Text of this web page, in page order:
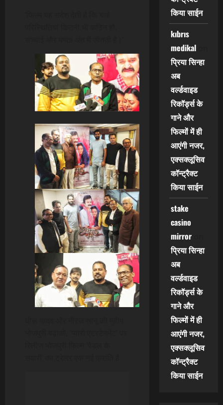
किया साईन
kıbrıs
medikalon
प्रिया सिन्हा
अब
वर्ल्डवाइड
रिकॉर्ड्स के
गाने और
फिल्मों में ही
आएंगी नजर,
एक्सक्लूसिव
कॉन्ट्रैक्ट
किया साईन
stake
casino
mirroron
प्रिया सिन्हा
अब
वर्ल्डवाइड
रिकॉर्ड्स के
गाने और
फिल्मों में ही
आएंगी नजर,
एक्सक्लूसिव
कॉन्ट्रैक्ट
किया साईन